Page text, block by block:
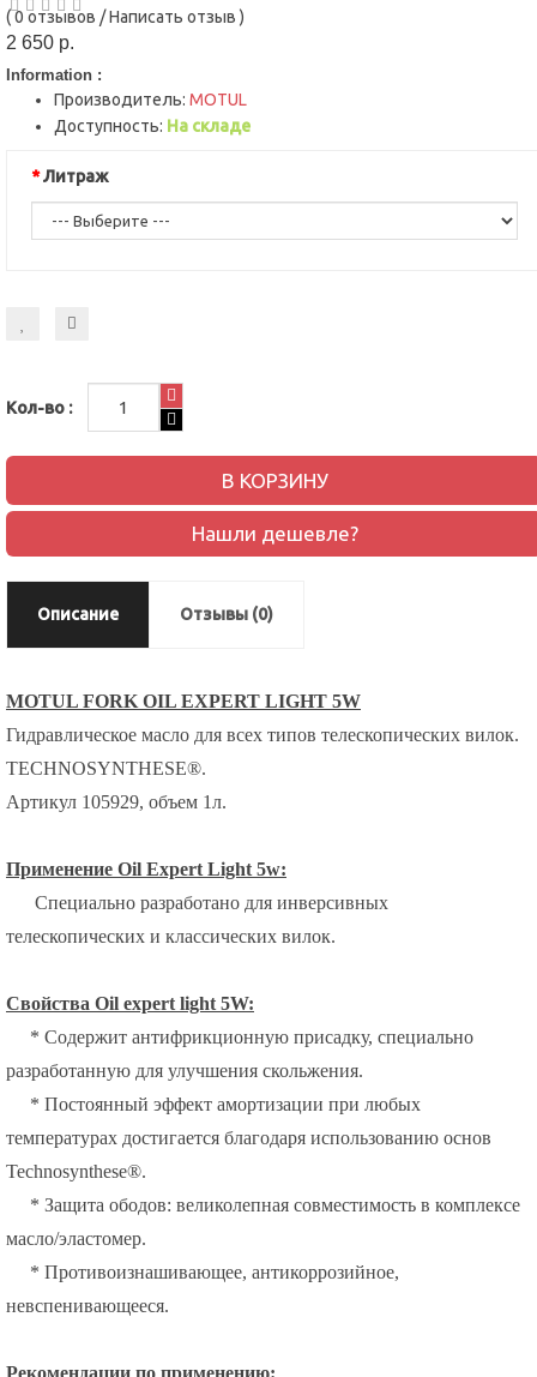
(0 отзывов /Написать отзыв )
2 650 р.
Information :
Производитель: MOTUL
Доступность: На складе
Литраж
Кол-во :
В КОРЗИНУ
Нашли дешевле?
Описание Отзывы (0)
MOTUL FORK OIL EXPERT LIGHT 5W
Гидравлическое масло для всех типов телескопических вилок.
TECHNOSYNTHESE®.
Артикул 105929, объем 1л.
Применение Oil Expert Light 5w:
Специально разработано для инверсивных
телескопических и классических вилок.
Свойства Oil expert light 5W:
* Содержит антифрикционную присадку, специально
разработанную для улучшения скольжения.
* Постоянный эффект амортизации при любых
температурах достигается благодаря использованию основ
Technosynthese®.
* Защита ободов: великолепная совместимость в комплексе
масло/эластомер.
* Противоизнашивающее, антикоррозийное,
невспенивающееся.